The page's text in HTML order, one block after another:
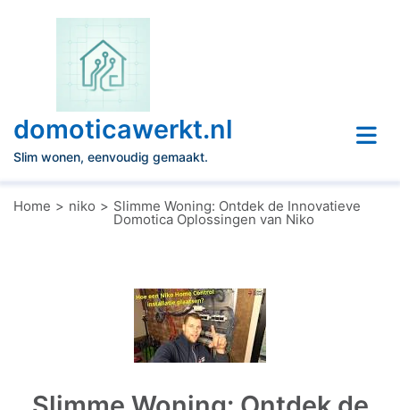
domoticawerkt.nl
Slim wonen, eenvoudig gemaakt.
Home niko Slimme Woning: Ontdek de Innovatieve
Domotica Oplossingen van Niko